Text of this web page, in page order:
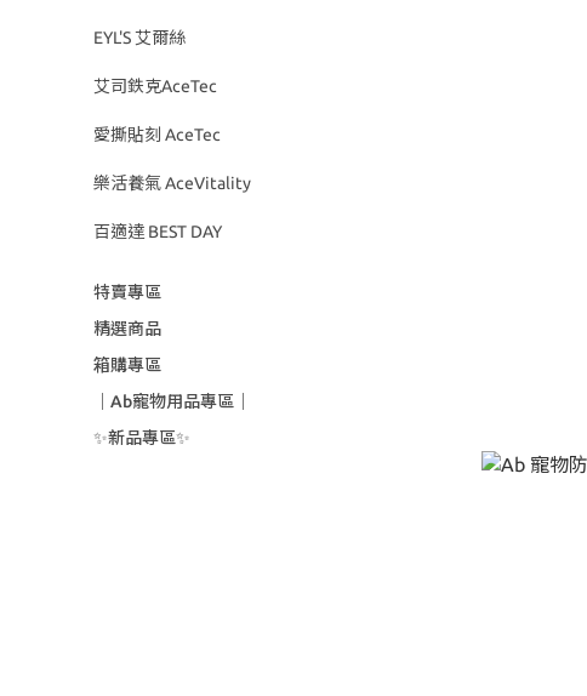
EYL'S 艾爾絲
艾司鉄克AceTec
愛撕貼刻 AceTec
樂活養氣 AceVitality
百適達 BEST DAY
特賣專區
精選商品
箱購專區
｜Ab寵物用品專區｜
✨新品專區✨